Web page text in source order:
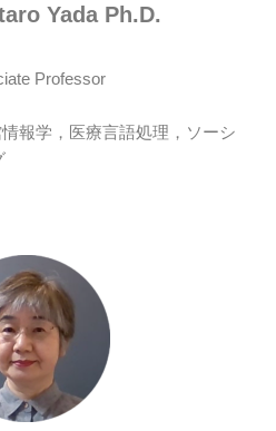
Yada Ph.D.
Professor
報学，医療言語処理，ソーシ